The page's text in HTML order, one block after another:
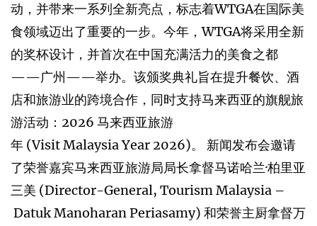
动，并带来一系列全新亮点，标志着WTGA在国际美
食领域迈出了重要的一步。今年，WTGA将采用全新
的奖杯设计，并首次在中国充满活力的美食之都
——广州——举办。该颁奖典礼旨在提升餐饮、酒
店和旅游业的跨境合作，同时支持马来西亚的旗舰旅
游活动：2026 马来西亚旅游
年 (Visit Malaysia Year 2026)。 新闻发布会邀请
了荣誉嘉宾马来西亚旅游局局长拿督马诺哈兰·柏里亚
三美 (Director-General, Tourism Malaysia –
Datuk Manoharan Periasamy) 和荣誉主厨拿督万